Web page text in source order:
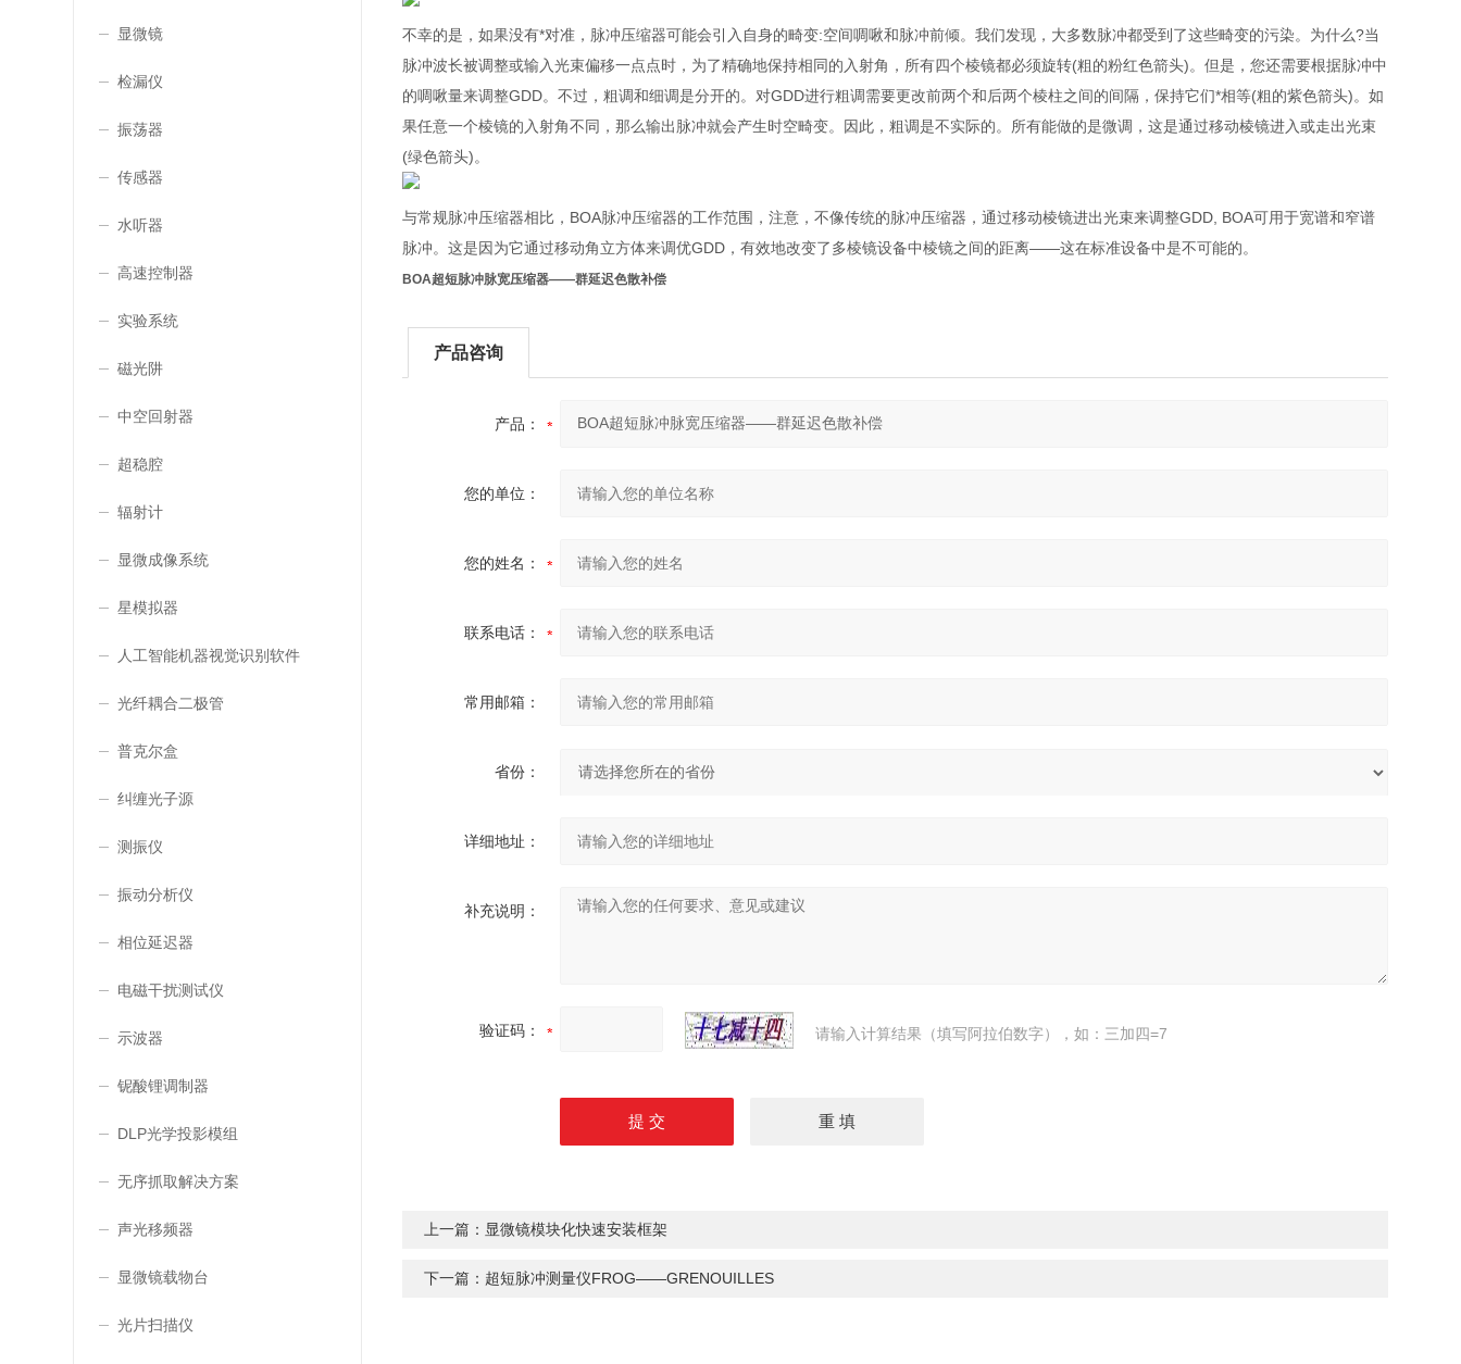
显微镜
检漏仪
振荡器
传感器
水听器
高速控制器
实验系统
磁光阱
中空回射器
超稳腔
辐射计
显微成像系统
星模拟器
人工智能机器视觉识别软件
光纤耦合二极管
普克尔盒
纠缠光子源
测振仪
振动分析仪
相位延迟器
电磁干扰测试仪
示波器
铌酸锂调制器
DLP光学投影模组
无序抓取解决方案
声光移频器
显微镜载物台
光片扫描仪
不幸的是，如果没有*对准，脉冲压缩器可能会引入自身的畸变:空间啁啾和脉冲前倾。我们发现，大多数脉冲都受到了这些畸变的污染。为什么?当
脉冲波长被调整或输入光束偏移一点点时，为了精确地保持相同的入射角，所有四个棱镜都必须旋转(粗的粉红色箭头)。但是，您还需要根据脉冲中
的啁啾量来调整GDD。不过，粗调和细调是分开的。对GDD进行粗调需要更改前两个和后两个棱柱之间的间隔，保持它们*相等(粗的紫色箭头)。如
果任意一个棱镜的入射角不同，那么输出脉冲就会产生时空畸变。因此，粗调是不实际的。所有能做的是微调，这是通过移动棱镜进入或走出光束
(绿色箭头)。
与常规脉冲压缩器相比，BOA脉冲压缩器的工作范围，注意，不像传统的脉冲压缩器，通过移动棱镜进出光束来调整GDD, BOA可用于宽谱和窄谱
脉冲。这是因为它通过移动角立方体来调优GDD，有效地改变了多棱镜设备中棱镜之间的距离——这在标准设备中是不可能的。
BOA超短脉冲脉宽压缩器——群延迟色散补偿
产品咨询
产品：
您的单位：
您的姓名：
联系电话：
常用邮箱：
省份：
详细地址：
补充说明：
验证码： 请输入计算结果（填写阿拉伯数字），如：三加四=7
上一篇： 显微镜模块化快速安装框架
下一篇： 超短脉冲测量仪FROG——GRENOUILLES